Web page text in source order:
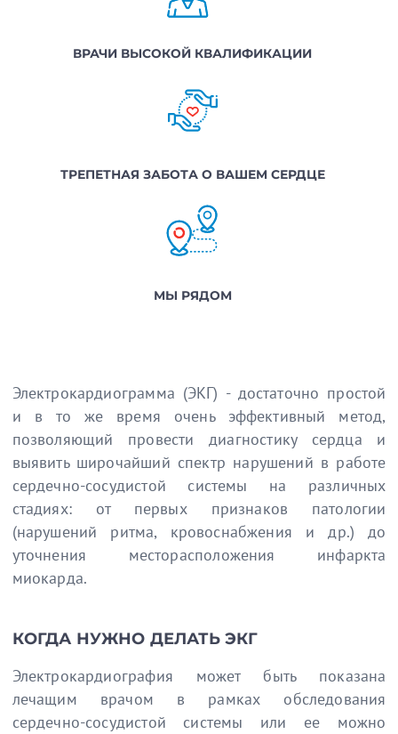
ВРАЧИ ВЫСОКОЙ КВАЛИФИКАЦИИ
ТРЕПЕТНАЯ ЗАБОТА О ВАШЕМ СЕРДЦЕ
МЫ РЯДОМ
Электрокардиограмма (ЭКГ) - достаточно простой
и в то же время очень эффективный метод,
позволяющий провести диагностику сердца и
выявить широчайший спектр нарушений в работе
сердечно-сосудистой системы на различных
стадиях: от первых признаков патологии
(нарушений ритма, кровоснабжения и др.) до
уточнения месторасположения инфаркта
миокарда.
КОГДА НУЖНО ДЕЛАТЬ ЭКГ
Электрокардиография может быть показана
лечащим врачом в рамках обследования
сердечно-сосудистой системы или ее можно